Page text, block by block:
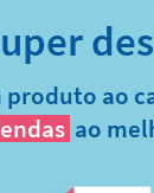
ao
ao